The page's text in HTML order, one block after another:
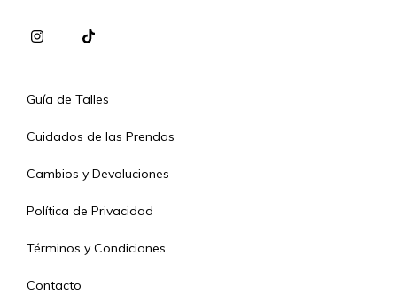
Guía de Talles
Cuidados de las Prendas
Cambios y Devoluciones
Política de Privacidad
Términos y Condiciones
Contacto